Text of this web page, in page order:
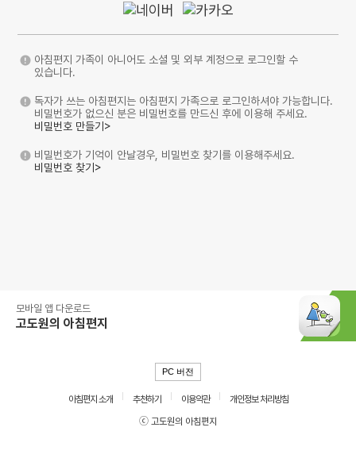
아침편지 가족이 아니어도 소셜 및 외부 계정으로 로그인할 수
있습니다.
독자가 쓰는 아침편지는 아침편지 가족으로 로그인하셔야 가능합니다.
비밀번호가 없으신 분은 비밀번호를 만드신 후에 이용해 주세요.
비밀번호 만들기>
비밀번호가 기억이 안날경우, 비밀번호 찾기를 이용해주세요.
비밀번호 찾기>
모바일 앱 다운로드
고도원의 아침편지
PC 버전
아침편지 소개 추천하기 이용약관
개인정보 처리방침
ⓒ 고도원의 아침편지